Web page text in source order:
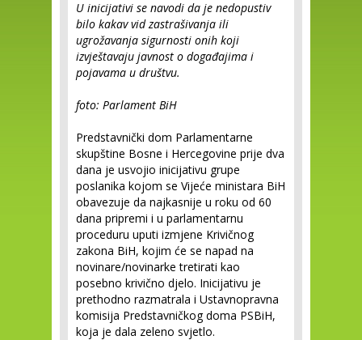
U inicijativi se navodi da je nedopustiv
bilo kakav vid zastrašivanja ili
ugrožavanja sigurnosti onih koji
izvještavaju javnost o događajima i
pojavama u društvu.
foto: Parlament BiH
Predstavnički dom Parlamentarne
skupštine Bosne i Hercegovine prije dva
dana je usvojio inicijativu grupe
poslanika kojom se Vijeće ministara BiH
obavezuje da najkasnije u roku od 60
dana pripremi i u parlamentarnu
proceduru uputi izmjene Krivičnog
zakona BiH, kojim će se napad na
novinare/novinarke tretirati kao
posebno krivično djelo. Inicijativu je
prethodno razmatrala i Ustavnopravna
komisija Predstavničkog doma PSBiH,
koja je dala zeleno svjetlo.